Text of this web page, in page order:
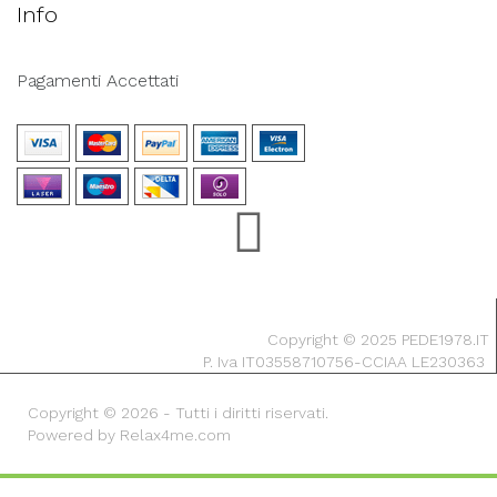
Info
Pagamenti Accettati
Copyright © 2025 PEDE1978.IT
P. Iva IT03558710756-CCIAA LE230363
Copyright © 2026 - Tutti i diritti riservati.
Powered by Relax4me.com